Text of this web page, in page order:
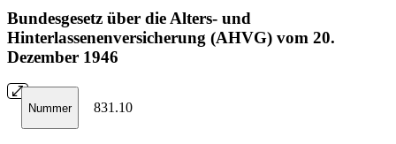
Bundesgesetz über die Alters- und
Hinterlassenenversicherung (AHVG) vom 20.
Dezember 1946
Nummer 831.10